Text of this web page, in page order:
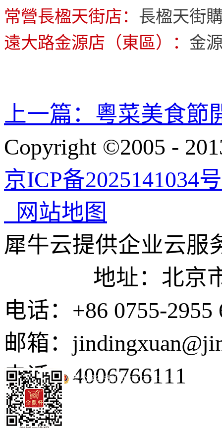
常營長楹天街店： 長楹天街
遠大路金源店（東區）： 金
上一篇： 粵菜美食節
Copyright ©2005 -
京ICP备2025141034
网站地图
犀牛云提供企业云服
地址：北京市东
电话：+86 0755-2955
邮箱：
电话：4006766111
京公网安备 11010502035345号